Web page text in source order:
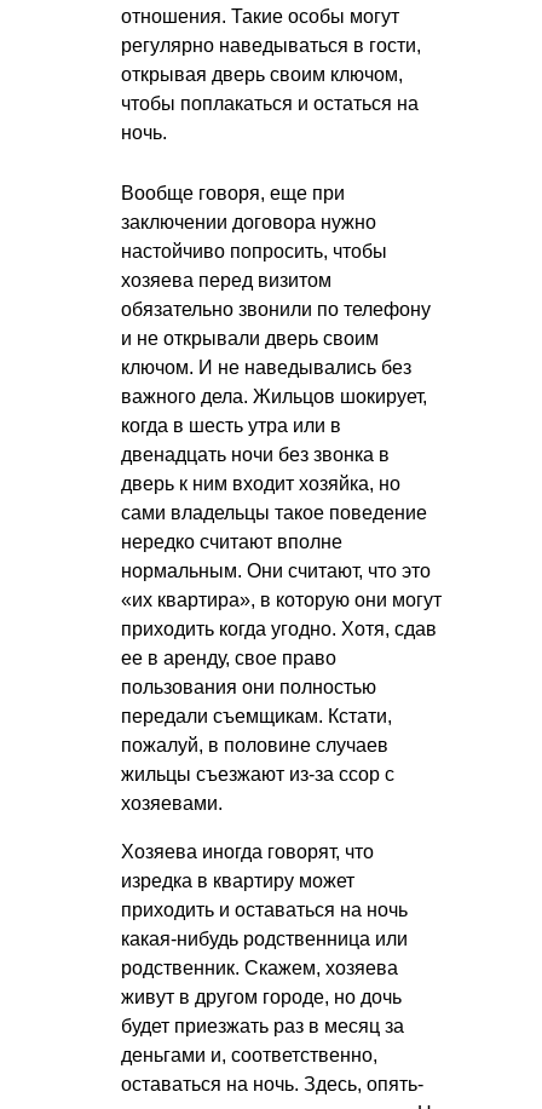
отношения. Такие особы могут
регулярно наведываться в гости,
открывая дверь своим ключом,
чтобы поплакаться и остаться на
ночь.
Вообще говоря, еще при
заключении договора нужно
настойчиво попросить, чтобы
хозяева перед визитом
обязательно звонили по телефону
и не открывали дверь своим
ключом. И не наведывались без
важного дела. Жильцов шокирует,
когда в шесть утра или в
двенадцать ночи без звонка в
дверь к ним входит хозяйка, но
сами владельцы такое поведение
нередко считают вполне
нормальным. Они считают, что это
«их квартира», в которую они могут
приходить когда угодно. Хотя, сдав
ее в аренду, свое право
пользования они полностью
передали съемщикам. Кстати,
пожалуй, в половине случаев
жильцы съезжают из-за ссор с
хозяевами.
Хозяева иногда говорят, что
изредка в квартиру может
приходить и оставаться на ночь
какая-нибудь родственница или
родственник. Скажем, хозяева
живут в другом городе, но дочь
будет приезжать раз в месяц за
деньгами и, соответственно,
оставаться на ночь. Здесь, опять-